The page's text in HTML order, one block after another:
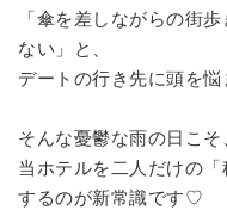
「傘を差しながらの街
ない」と、
デートの行き先に頭を悩
そんな憂鬱な雨の日こそ
当ホテルを二人だけの
するのが新常識です♡